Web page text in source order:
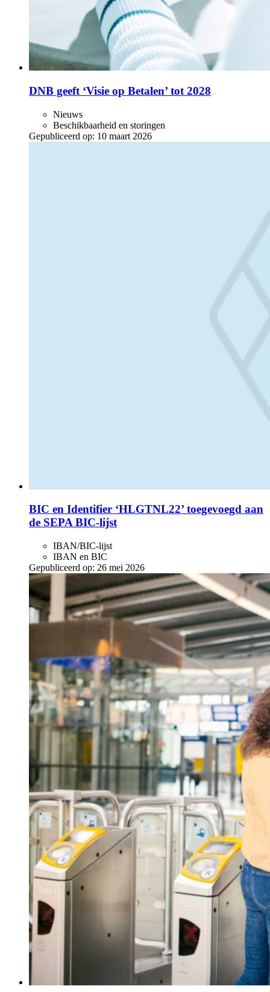
DNB geeft ‘Visie op Betalen’ tot 2028
Nieuws
Beschikbaarheid en storingen
Gepubliceerd op: 10 maart 2026
BIC en Identifier ‘HLGTNL22’ toegevoegd aan
de SEPA BIC-lijst
IBAN/BIC-lijst
IBAN en BIC
Gepubliceerd op: 26 mei 2026